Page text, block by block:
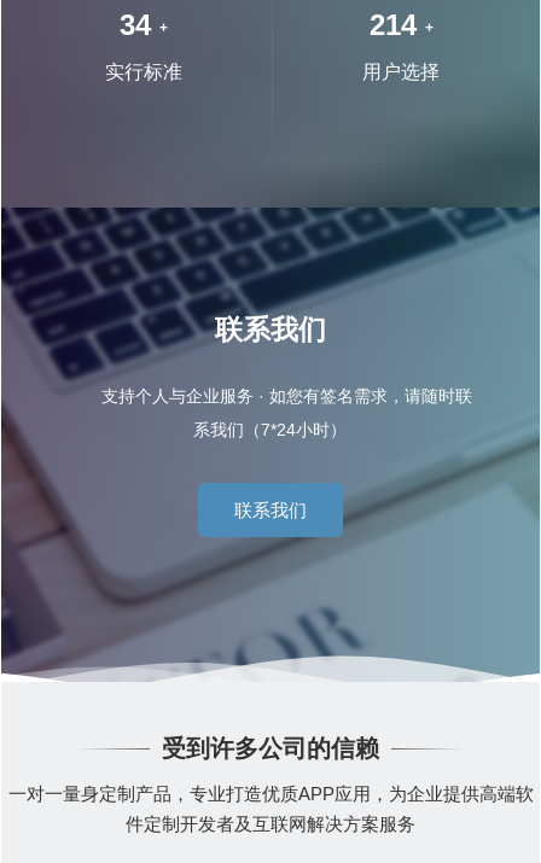
65 +
实行标准
408 +
用户选择
联系我们
支持个人与企业服务 · 如您有签名需求，请随时联
系我们（7*24小时）
联系我们
受到许多公司的信赖
一对一量身定制产品，专业打造优质APP应用，为企业提供高端软
件定制开发者及互联网解决方案服务